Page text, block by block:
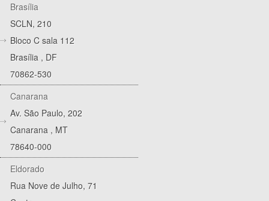
Brasília
SCLN, 210
Bloco C sala 112
Brasília , DF
70862-530
Canarana
Av. São Paulo, 202
Canarana , MT
78640-000
Eldorado
Rua Nove de Julho, 71